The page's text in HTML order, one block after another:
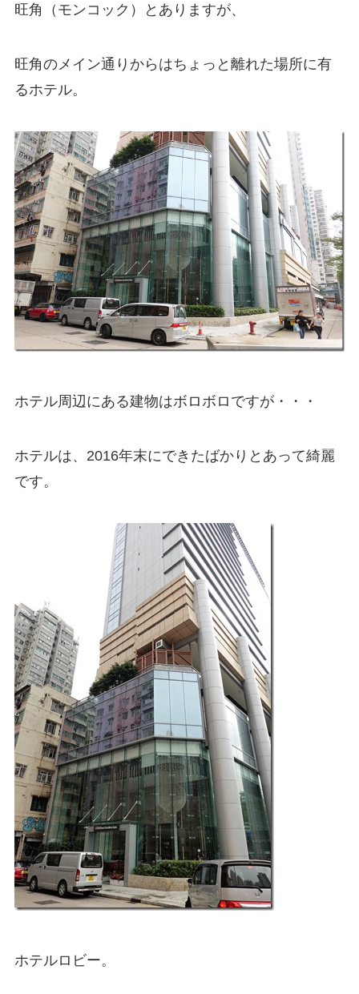
旺角（モンコック）とありますが、
旺角のメイン通りからはちょっと離れた場所に有
るホテル。
ホテル周辺にある建物はボロボロですが・・・
ホテルは、2016年末にできたばかりとあって綺麗
です。
ホテルロビー。